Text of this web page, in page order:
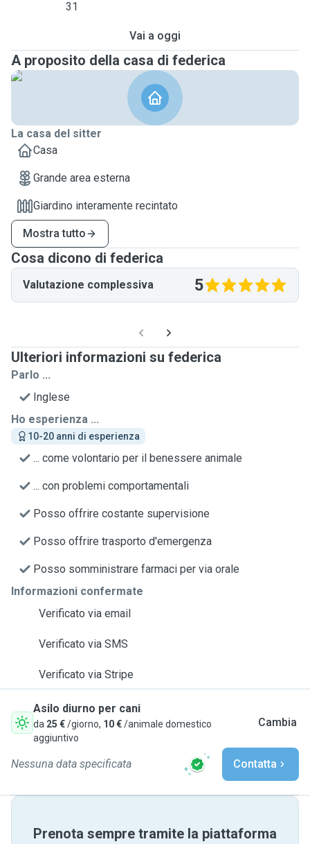
31
Vai a oggi
A proposito della casa di federica
La casa del sitter
Casa
Grande area esterna
Giardino interamente recintato
Mostra tutto
Cosa dicono di federica
Valutazione complessiva 5
Ulteriori informazioni su federica
Parlo ...
Inglese
Ho esperienza ...
10-20 anni di esperienza
... come volontario per il benessere animale
... con problemi comportamentali
Posso offrire costante supervisione
Posso offrire trasporto d'emergenza
Posso somministrare farmaci per via orale
Informazioni confermate
Verificato via email
Verificato via SMS
Verificato via Stripe
Asilo diurno per cani
da 25 €/giorno, 10 €/animale domestico
aggiuntivo
Cambia
Nessuna data specificata Contatta
Prenota sempre tramite la piattaforma